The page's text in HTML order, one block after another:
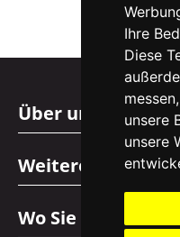
Ihre
Diese
unsere
unsere
Über uns
Weitere
Wo Sie uns finden